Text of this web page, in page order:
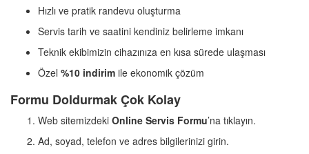
Hızlı ve pratik randevu oluşturma
Servis tarih ve saatini kendiniz belirleme imkanı
Teknik ekibimizin cihazınıza en kısa sürede ulaşması
Özel %10 indirim ile ekonomik çözüm
Formu Doldurmak Çok Kolay
Web sitemizdeki Online Servis Formu’na tıklayın.
Ad, soyad, telefon ve adres bilgilerinizi girin.